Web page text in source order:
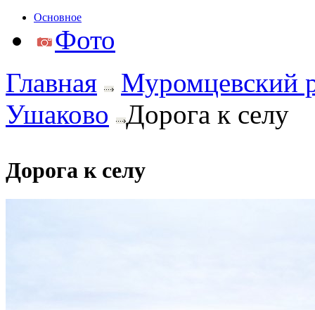
Основное
Фото
Главная
Муромцевский
Ушаково
Дорога к селу
Дорога к селу